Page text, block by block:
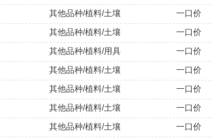
其他品种/植料/土壤 一口价
其他品种/植料/土壤 一口价
其他品种/植料/用具 一口价
其他品种/植料/土壤 一口价
其他品种/植料/土壤 一口价
其他品种/植料/土壤 一口价
其他品种/植料/土壤 一口价